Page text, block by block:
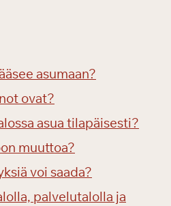
asumaan?
ovat?
asua tilapäisesti?
muuttoa?
voi saada?
palvelutalolla ja